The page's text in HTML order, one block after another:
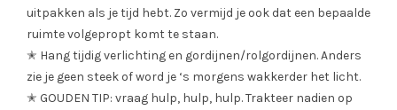
uitpakken als je tijd hebt. Zo vermijd je ook dat een bepaalde
ruimte volgepropt komt te staan.
✭ Hang tijdig verlichting en gordijnen/rolgordijnen. Anders
zie je geen steek of word je ‘s morgens wakkerder het licht.
✭ GOUDEN TIP: vraag hulp, hulp, hulp. Trakteer nadien op